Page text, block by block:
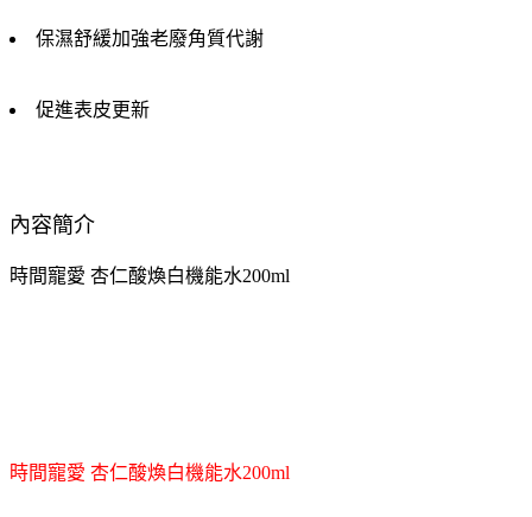
保濕舒緩加強老廢角質代謝
促進表皮更新
內容簡介
時間寵愛 杏仁酸煥白機能水200ml
時間寵愛 杏仁酸煥白機能水200ml